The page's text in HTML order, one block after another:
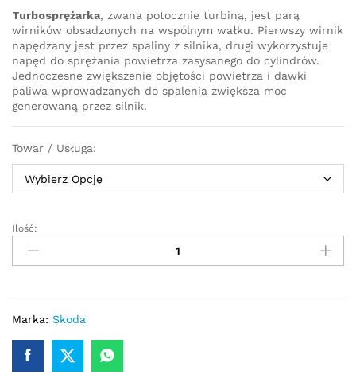
Turbosprężarka, zwana potocznie turbiną, jest parą
wirników obsadzonych na wspólnym wałku. Pierwszy wirnik
napędzany jest przez spaliny z silnika, drugi wykorzystuje
napęd do sprężania powietrza zasysanego do cylindrów.
Jednoczesne zwiększenie objętości powietrza i dawki
paliwa wprowadzanych do spalenia zwiększa moc
generowaną przez silnik.
Towar / Usługa:
Turbosprężarka
turbina
YETI
2.0
140
KM
Ilość:
Marka: Skoda